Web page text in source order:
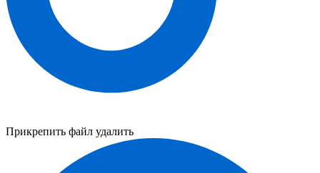
Прикрепить файл удалить